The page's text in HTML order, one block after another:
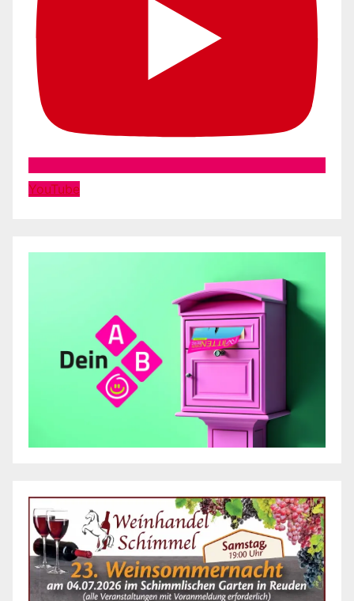
YouTube